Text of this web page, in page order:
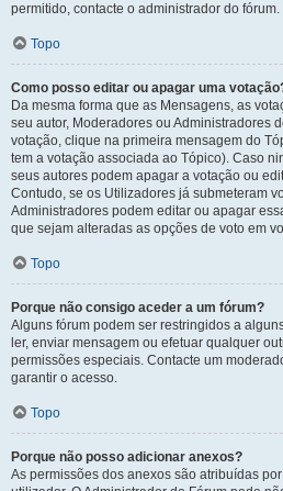
permitido, contacte o administrador do fórum.
Topo
Como posso editar ou apagar uma
Da mesma forma que as Mensagens, as
seu autor, Moderadores ou Administradores
votação, clique na primeira mensagem do
tem a votação associada ao Tópico). Caso
seus autores podem apagar a votação ou
Contudo, se os Utilizadores já submeteram
Administradores podem editar ou apagar
que sejam alteradas as opções de voto em
Topo
Porque não consigo aceder a um fórum?
Alguns fórum podem ser restringidos a
ler, enviar mensagem ou efetuar qualquer
permissões especiais. Contacte um
garantir o acesso.
Topo
Porque não posso adicionar anexos?
As permissões dos anexos são atribuídas